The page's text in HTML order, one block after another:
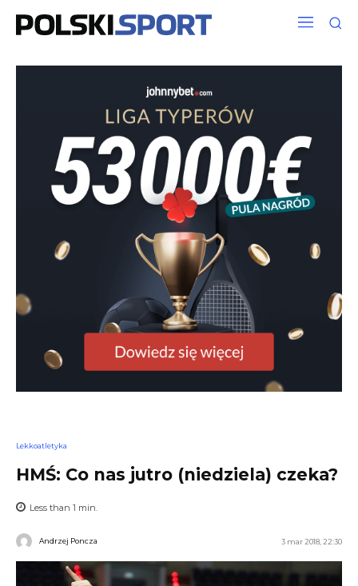
Lekkoatletyka
HMŚ: Co nas jutro (niedziela) czeka?
Less than 1 min.
Andrzej Poncza 3 mar 2018, 22:30